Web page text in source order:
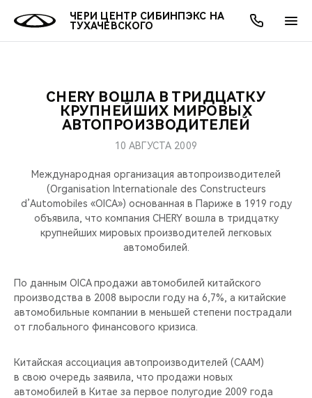
ЧЕРИ ЦЕНТР СИБИНПЭКС НА
ТУХАЧЕВСКОГО
МОДЕЛИ
КРОССОВЕРЫ
СЕДАНЫ
ПОКУПАТЕЛЯМ
КРЕДИТ И СТРАХОВАНИЕ
ВЛАДЕЛЬЦАМ
ЗАПЧАСТИ И АКСЕССУАРЫ
ПОДДЕРЖКА
МИР CHERY
О БРЕНДЕ
CHERY В СОЦСЕТЯХ
БЛАГОТВОРИТЕЛЬНОСТЬ
CHERY REMOTE
НАШИ МЕРОПРИЯТИЯ
АКЦИИ
ОНЛАЙН СЕРВИСЫ
КРЕДИТ
О КОМПАНИИ
МЫ В СОЦСЕТЯХ
CHERY ВОШЛА В ТРИДЦАТКУ
КРУПНЕЙШИХ МИРОВЫХ
АВТОПРОИЗВОДИТЕЛЕЙ
10 АВГУСТА 2009
Международная организация автопроизводителей
(Organisation Internationale des Constructeurs
d’Automobiles «OICA») основанная в Париже в 1919 году
объявила, что компания CHERY вошла в тридцатку
крупнейших мировых производителей легковых
автомобилей.
По данным OICA продажи автомобилей китайского
производства в 2008 выросли году на 6,7%, а китайские
автомобильные компании в меньшей степени пострадали
от глобального финансового кризиса.
Китайская ассоциация автопроизводителей (CAAM)
в свою очередь заявила, что продажи новых
автомобилей в Китае за первое полугодие 2009 года